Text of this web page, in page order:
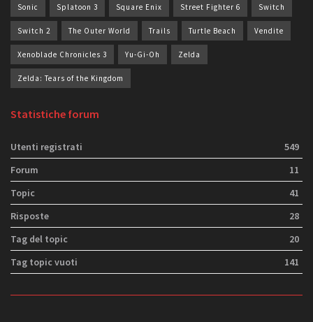
Sonic Splatoon 3 Square Enix Street Fighter 6 Switch
Switch 2 The Outer World Trails Turtle Beach Vendite
Xenoblade Chronicles 3 Yu-Gi-Oh Zelda
Zelda: Tears of the Kingdom
Statistiche forum
Utenti registrati
549
Forum
11
Topic
41
Risposte
28
Tag del topic
20
Tag topic vuoti
141